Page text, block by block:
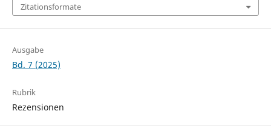
Zitationsformate
Ausgabe
Bd. 7 (2025)
Rubrik
Rezensionen